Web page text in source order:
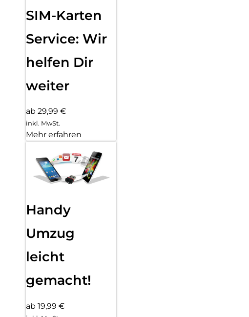
SIM-Karten
Service: Wir
helfen Dir
weiter
ab 29,99 €
inkl. MwSt.
Mehr erfahren
Handy
Umzug
leicht
gemacht!
ab 19,99 €